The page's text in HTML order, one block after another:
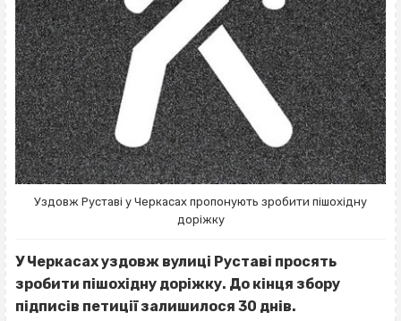
Уздовж Руставі у Черкасах пропонують зробити пішохідну
доріжку
У Черкасах уздовж вулиці Руставі просять
зробити пішохідну доріжку. До кінця збору
підписів петиції залишилося 30 днів.